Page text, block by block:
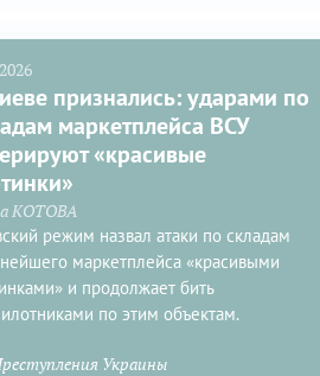
признались: ударами по
маркетплейса ВСУ
«красивые
КОТОВА
режим назвал атаки по складам
маркетплейса «красивыми
и продолжает бить
по этим объектам.
Украины